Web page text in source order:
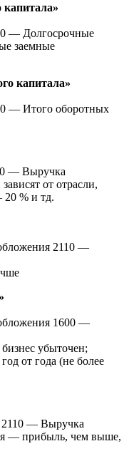
капитала»
— Долгосрочные
заемные
капитала»
— Итого оборотных
— Выручка
от отрасли,
% и тд.
2110 —
1600 —
убыточен;
от года (не более
— Выручка
— прибыль, чем выше,